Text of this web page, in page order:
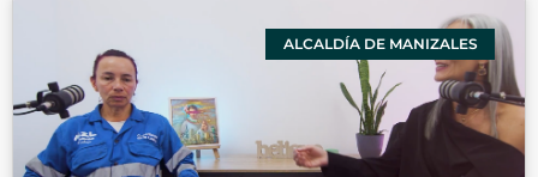
ALCALDÍA DE MANIZALES